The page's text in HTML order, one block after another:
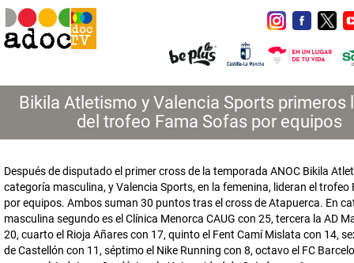
Bikila Atletismo y Valencia Sports primeros
del trofeo Fama Sofas por equipos
Después de disputado el primer cross de la temporada ANOC Bikila
categoría masculina, y Valencia Sports, en la femenina, lideran el trofeo
por equipos. Ambos suman 30 puntos tras el cross de Atapuerca. En
masculina segundo es el Clínica Menorca CAUG con 25, tercera la AD
20, cuarto el Rioja Añares con 17, quinto el Fent Camí Mislata con 14,
de Castellón con 11, séptimo el Nike Running con 8, octavo el FC